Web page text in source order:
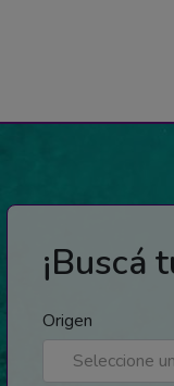
¡Buscá
Origen
Seleccione